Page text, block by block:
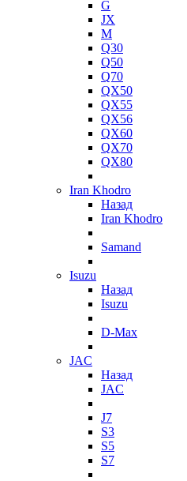
G
JX
M
Q30
Q50
Q70
QX50
QX55
QX56
QX60
QX70
QX80
Iran Khodro
Назад
Iran Khodro
Samand
Isuzu
Назад
Isuzu
D-Max
JAC
Назад
JAC
J7
S3
S5
S7